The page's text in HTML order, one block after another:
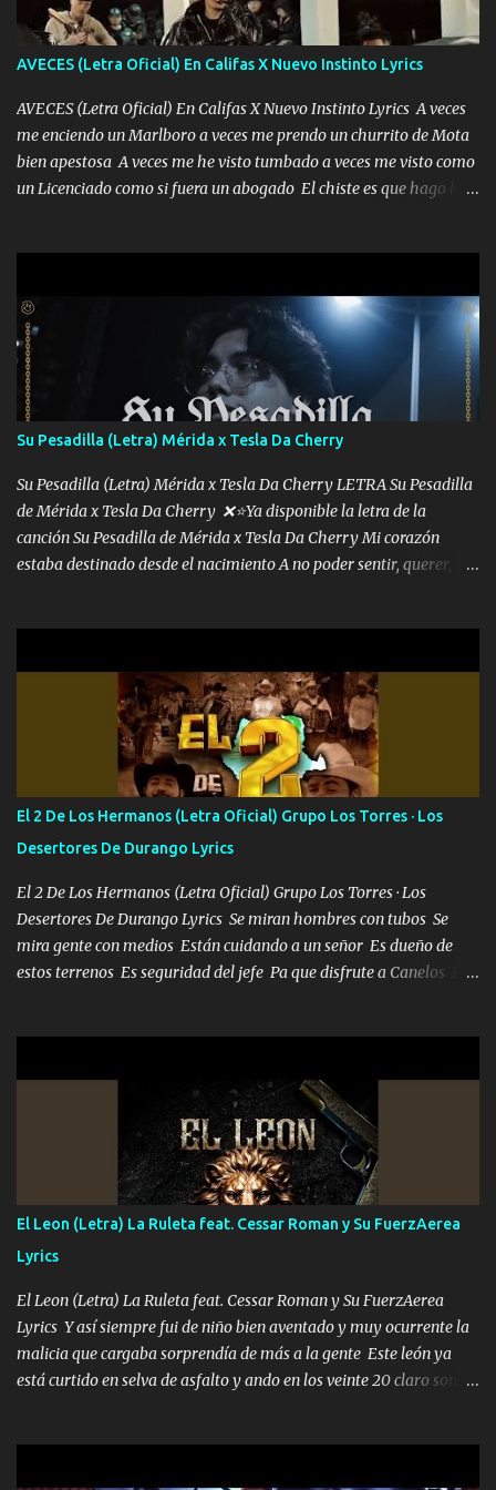
AVECES (Letra Oficial) En Califas X Nuevo Instinto Lyrics
AVECES (Letra Oficial) En Califas X Nuevo Instinto Lyrics A veces
me enciendo un Marlboro a veces me prendo un churrito de Mota
bien apestosa A veces me he visto tumbado a veces me visto como
un Licenciado como si fuera un abogado El chiste es que hago lo
corriente no quieren verte subir de level trucha mis plebes Música
A veces me pongo un sombrero a veces me ven la cachucha de lado
con la mirada siempre en alto A veces me fajó una super o a veces
me fajó una Glock siempre armado todas las generaciones yo
traigo El chiste es que hago lo que quiero pues así soy me mandó
yo tengo el control a todos yo les paro el dedo soy hocicon un
malcriado un malandrón Que Les importa no saben nada falsas
las risas las que me miran hay gente corriente no quieren ve...
Su Pesadilla (Letra) Mérida x Tesla Da Cherry
Su Pesadilla (Letra) Mérida x Tesla Da Cherry LETRA Su Pesadilla
de Mérida x Tesla Da Cherry ❌⭐Ya disponible la letra de la
canción Su Pesadilla de Mérida x Tesla Da Cherry Mi corazón
estaba destinado desde el nacimiento A no poder sentir, querer,
algunas que no lo entiendan Porque ahora soy su pesadilla, lo sé
Soy yo la octava maravilla, no lo niegues Tengo de rodillas a otras
cien Y por más que quieran no me detienen Soy yo la mente que
más brilla, lo ves Pa' mi la vida es tan sencilla No lo entenderías en
tu vida, y está bien Porque lo que tengo nadie lo tiene Una me está
escribiendo y la otra me va a llamar Quiere que vaya a verla y que
la invite a cenar Otras más me están pidiendo que las saque a
bailar Pero es que tengo un par de conciertos más que llenar Se
mueven solo por el interés P...
El 2 De Los Hermanos (Letra Oficial) Grupo Los Torres · Los
Desertores De Durango Lyrics
El 2 De Los Hermanos (Letra Oficial) Grupo Los Torres · Los
Desertores De Durango Lyrics Se miran hombres con tubos Se
mira gente con medios Están cuidando a un señor Es dueño de
estos terrenos Es seguridad del jefe Pa que disfrute a Canelos Es
ni tampoco las mujeres porque es platica de grandes por eso hay
que estar alegres doy las instrucciones para atender los deberes
Música Si es que salta algún problema de confianza tengo gente
ahí está el Hombre Cuarenta y también Pariente 7 arreglan
cualquier problema no más es cuestión que ordené NOS HACE
FALTA UN HERMANO DE CLAVE ERA EL 24 SIEMPRE FUE UN
HOMBRE VALIENTE POR ALGO M'URIÓ PELEAND0 SIEMPRE
VIO POR LA FAMILIA PARA QUE SIGA EL LEGADO Es el DOS de
los HERMANOS un cerebro inteligente y com...
El Leon (Letra) La Ruleta feat. Cessar Roman y Su FuerzAerea
Lyrics
El Leon (Letra) La Ruleta feat. Cessar Roman y Su FuerzAerea
Lyrics Y así siempre fui de niño bien aventado y muy ocurrente la
malicia que cargaba sorprendía de más a la gente Este león ya
está curtido en selva de asfalto y ando en los veinte 20 claro son